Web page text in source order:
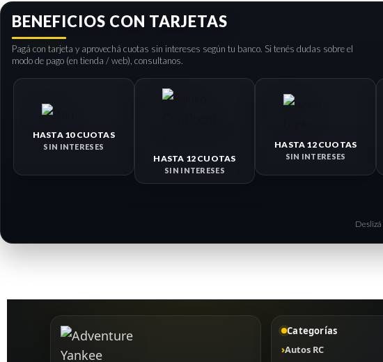
BENEFICIOS CON TARJETAS
Pagá con tarjeta y aprovechá cuotas sin intereses según tu banco. Si tenés dudas sobre el
modo de pago (en tienda / web), consultanos.
HASTA 10 CUOTAS
SIN INTERESES
HASTA 12 CUOTAS
SIN INTERESES
HASTA 12 CUOTAS
SIN INTERESES
Categorías
Autos RC